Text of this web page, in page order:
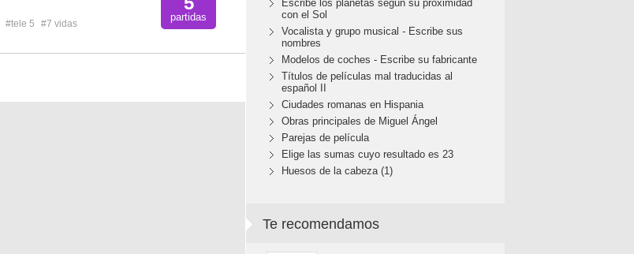
#tele 5 #7 vidas
partidas
Escribe los planetas según su proximidad
con el Sol
Vocalista y grupo musical - Escribe sus
nombres
Modelos de coches - Escribe su fabricante
Títulos de películas mal traducidas al
español II
Ciudades romanas en Hispania
Obras principales de Miguel Ángel
Parejas de película
Elige las sumas cuyo resultado es 23
Huesos de la cabeza (1)
Te recomendamos